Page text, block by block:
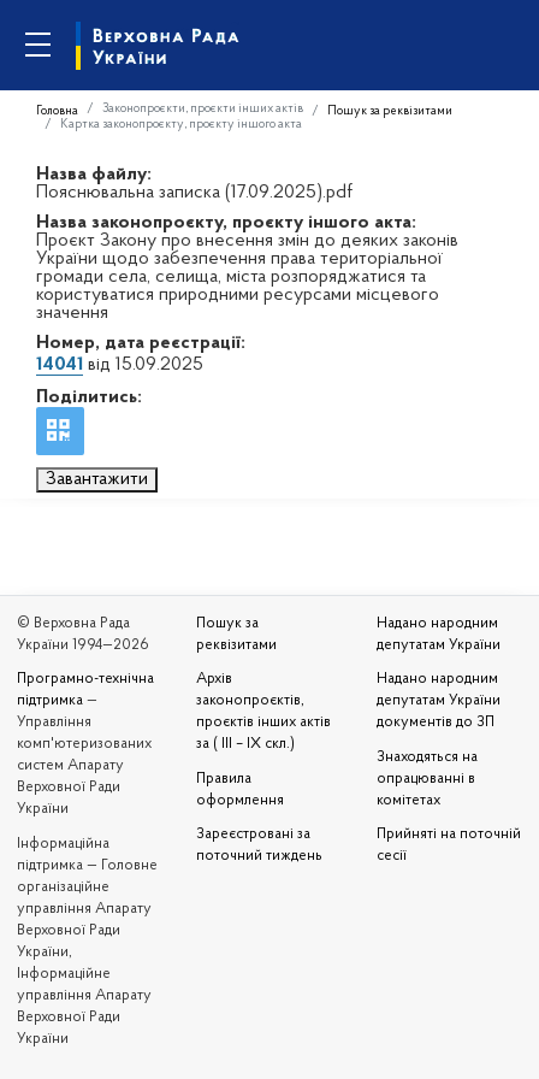
Головна Законопроєкти, проєкти інших актів
Пошук за реквізитами
Картка законопроєкту, проєкту іншого акта
Назва файлу:
Пояснювальна записка (17.09.2025).pdf
Назва законопроєкту, проєкту іншого акта:
Проєкт Закону про внесення змін до деяких законів
України щодо забезпечення права територіальної
громади села, селища, міста розпоряджатися та
користуватися природними ресурсами місцевого
значення
Номер, дата реєстрації:
14041 від 15.09.2025
Поділитись:
Завантажити
© Верховна Рада
України 1994—2026
Програмно-технічна
підтримка —
Управління
комп'ютеризованих
систем Апарату
Верховної Ради
України
Iнформаційна
підтримка — Головне
організаційне
управління Апарату
Верховної Ради
України,
Інформаційне
управління Апарату
Верховної Ради
України
Пошук за
реквізитами
Архів
законопроєктів,
проєктів інших актів
за ( III – IX скл.)
Правила
оформлення
Зареєстровані за
поточний тиждень
Надано народним
депутатам України
Надано народним
депутатам України
документів до ЗП
Знаходяться на
опрацюванні в
комітетах
Прийняті на поточній
сесії